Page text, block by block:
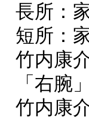
長所：
短所：
竹内康
「右腕
竹内康